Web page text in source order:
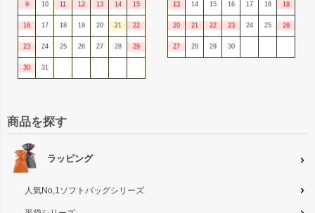
9 10 11 12 13 14 15
16 17 18 19 20 21 22
23 24 25 26 27 28 29
30 31
13 14 15 16 17 18 19
20 21 22 23 24 25 26
27 28 29 30
商品を探す
ラッピング
人気No,1ソフトバッグシリーズ